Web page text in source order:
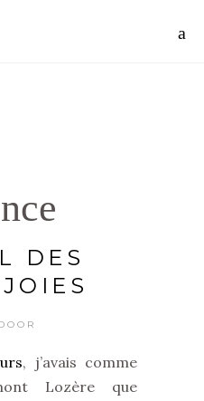
DES
, j’avais comme
Lozère que